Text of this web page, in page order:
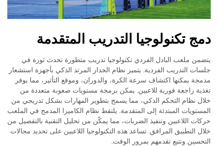
دمج تكنولوجيا التدريب المتقدمة
يتضمن ملعب البادل الفردي تكنولوجيا تدريب متطورة تحدث ثورة في
جلسات التدريب الفردية. يتميز نظام الجدار المرتد الذكي بأجهزة استشعار
مدمجة يمكنها اكتشاف سرعة الكرة، والدوران، وموقع التأثير، مما يوفر
تغذية راجعة فورية للاعبين. يمكن برمجة مستويات صعوبة متعددة من
خلال نظام التحكم الذكي، مما يسمح بتطوير المهارات بشكل تدريجي من
المستويات المبتدئة إلى المتقدمة. يلتقط نظام الكاميرا المدمج في الملعب
حركات اللاعبين وتنفيذ الضربات، مما يمكّن من تحليل التقنية بالتفصيل من
خلال التطبيق المرافق. تساعد هذه التكنولوجيا اللاعبين على تحديد مجالات
التحسين وتتبع تقدمهم بمرور الوقت.